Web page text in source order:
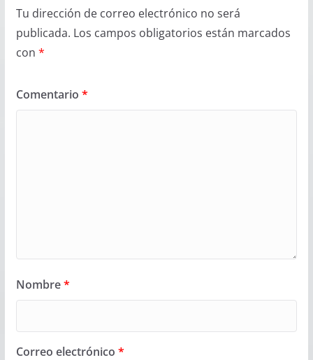
Tu dirección de correo electrónico no será
publicada. Los campos obligatorios están marcados
con *
Comentario *
Nombre*
Correo electrónico *